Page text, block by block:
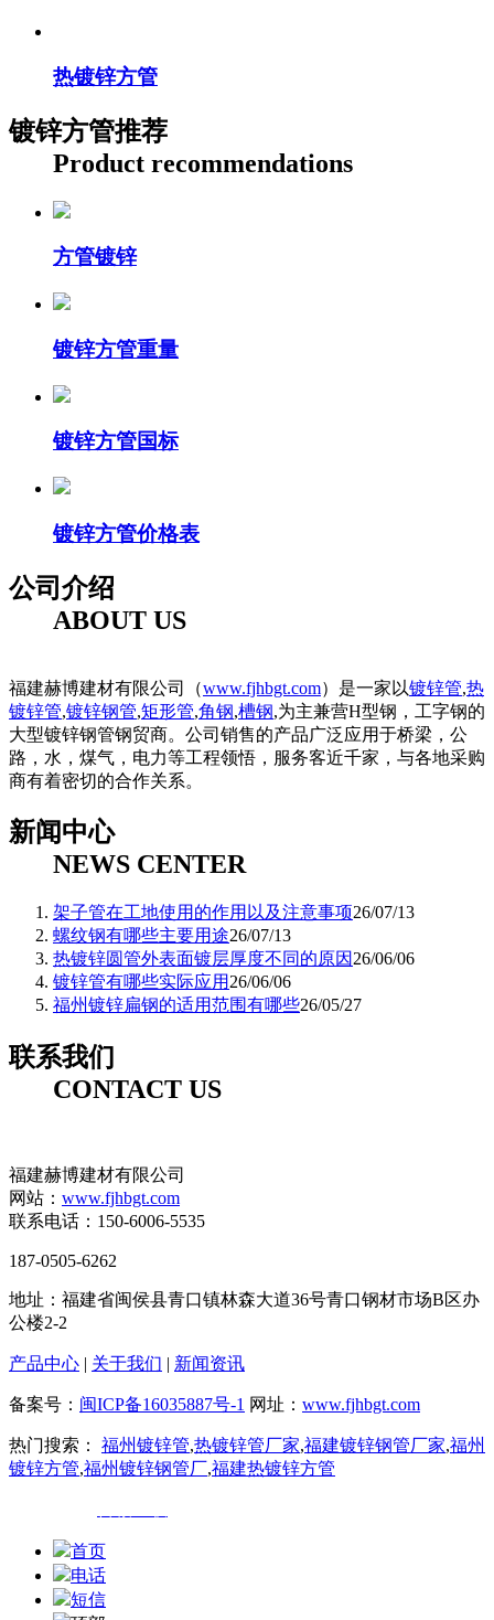
热镀锌方管
镀锌方管推荐
Product recommendations
方管镀锌
镀锌方管重量
镀锌方管国标
镀锌方管价格表
公司介绍
ABOUT US
福建赫博建材有限公司（www.fjhbgt.com）是一家以镀锌管,热
镀锌管,镀锌钢管,矩形管,角钢,槽钢,为主兼营H型钢，工字钢的
大型镀锌钢管钢贸商。公司销售的产品广泛应用于桥梁，公
路，水，煤气，电力等工程领悟，服务客近千家，与各地采购
商有着密切的合作关系。
新闻中心
NEWS CENTER
架子管在工地使用的作用以及注意事项26/07/13
螺纹钢有哪些主要用途26/07/13
热镀锌圆管外表面镀层厚度不同的原因 26/06/06
镀锌管有哪些实际应用 26/06/06
福州镀锌扁钢的适用范围有哪些26/05/27
联系我们
CONTACT US
福建赫博建材有限公司
网站： www.fjhbgt.com
联系电话：150-6006-5535
187-0505-6262
地址：福建省闽侯县青口镇林森大道36号青口钢材市场B区办
公楼2-2
产品中心 | 关于我们 | 新闻资讯
备案号： 闽ICP备16035887号-1 网址： www.fjhbgt.com
热门搜索： 福州镀锌管,热镀锌管厂家,福建镀锌钢管厂家,福州
镀锌方管,福州镀锌钢管厂,福建热镀锌方管
首页
电话
短信